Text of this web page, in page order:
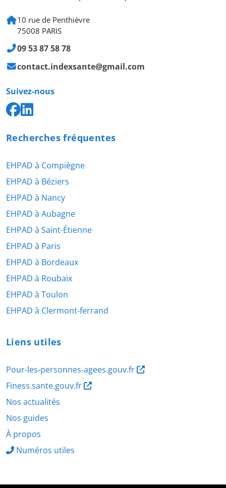
10 rue de Penthièvre
75008 PARIS
09 53 87 58 78
contact.indexsante@gmail.com
Suivez-nous
Recherches fréquentes
EHPAD à Compiègne
EHPAD à Béziers
EHPAD à Nancy
EHPAD à Aubagne
EHPAD à Saint-Étienne
EHPAD à Paris
EHPAD à Bordeaux
EHPAD à Roubaix
EHPAD à Toulon
EHPAD à Clermont-ferrand
Liens utiles
Pour-les-personnes-agees.gouv.fr
Finess.sante.gouv.fr
Nos actualités
Nos guides
À propos
Numéros utiles